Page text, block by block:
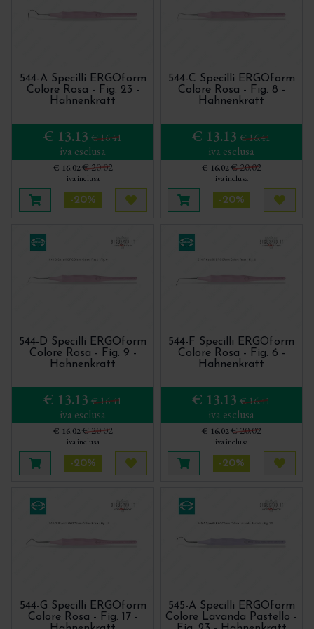
544-A Specilli ERGOform
Colore Rosa - Fig. 23 -
Hahnenkratt
€ 13.13 € 16.41
iva esclusa
€ 16.02€ 20.02
iva inclusa
Aggiungi al carrello
-20%
Acquista più tardi
544-C Specilli ERGOform
Colore Rosa - Fig. 8 -
Hahnenkratt
€ 13.13 € 16.41
iva esclusa
€ 16.02€ 20.02
iva inclusa
Aggiungi al carrello
-20%
544-D Specilli ERGOform
Colore Rosa - Fig. 9 -
Hahnenkratt
€ 13.13 € 16.41
iva esclusa
€ 16.02€ 20.02
iva inclusa
Aggiungi al carrello
-20%
Acquista più tardi
544-F Specilli ERGOform
Colore Rosa - Fig. 6 -
Hahnenkratt
€ 13.13 € 16.41
iva esclusa
€ 16.02€ 20.02
iva inclusa
Aggiungi al carrello
-20%
544-G Specilli ERGOform
Colore Rosa - Fig. 17 -
545-A Specilli ERGOform
Colore Lavanda Pastello -